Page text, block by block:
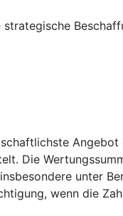
strategische
Die
unter
wenn die